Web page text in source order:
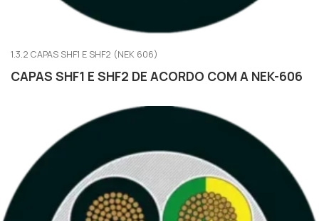
1.3.2 CAPAS SHF1 E SHF2 (NEK 606)
CAPAS SHF1 E SHF2 DE ACORDO COM A NEK-606